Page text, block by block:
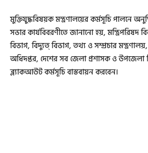
মুক্তিযুদ্ধবিষয়ক মন্ত্রণালয়ের কর্মসূচি পালনে
সভার কার্যবিবরণীতে জানানো হয়, মন্ত্রিপরিষদ
বিভাগ, বিদ্যুত্ বিভাগ, তথ্য ও সম্প্রচার
অধিদপ্তর, দেশের সব জেলা প্রশাসক ও উপজেলা
ব্ল্যাকআউট কর্মসূচি বাস্তবায়ন করবেন।